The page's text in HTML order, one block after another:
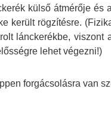
külső átmérője és
került rögzítésre.
lánckerékbe, viszont
lehet végezni!)
forgácsolásra van